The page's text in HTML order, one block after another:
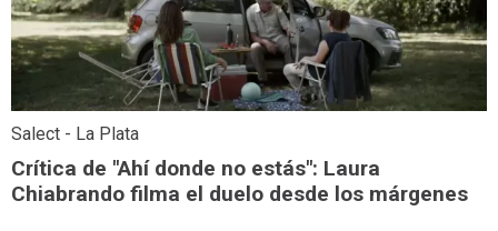
Salect - La Plata
Crítica de "Ahí donde no estás": Laura
Chiabrando filma el duelo desde los márgenes